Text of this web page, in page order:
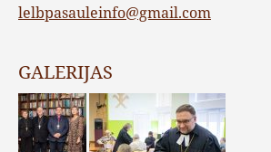
lelbpasauleinfo@gmail.com
GALERIJAS